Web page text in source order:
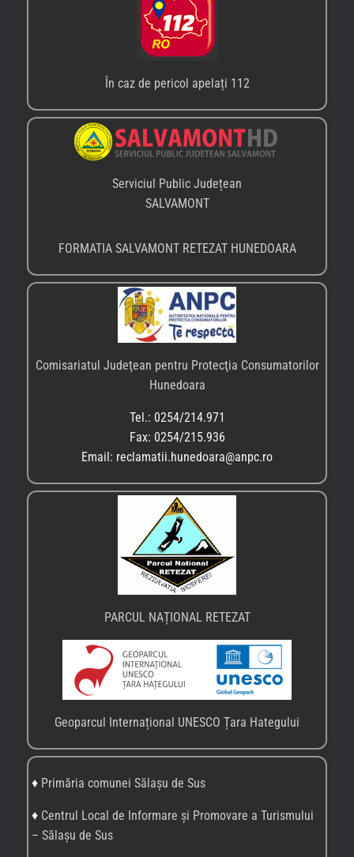
În caz de pericol apelați 112
Serviciul Public Județean
SALVAMONT
FORMATIA SALVAMONT RETEZAT HUNEDOARA
Comisariatul Judeţean pentru Protecţia Consumatorilor
Hunedoara
Tel.: 0254/214.971
Fax: 0254/215.936
Email: reclamatii.hunedoara@anpc.ro
PARCUL NAȚIONAL RETEZAT
Geoparcul Internațional UNESCO Țara Hategului
♦ Primăria comunei Sălașu de Sus
♦ Centrul Local de Informare și Promovare a Turismului
– Sălașu de Sus